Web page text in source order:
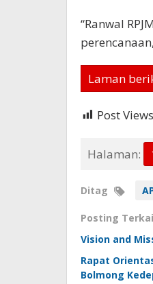
“Ranwal
Laman
Post
Halaman:
Ditag
Posting
Vision and
Rapat
Bolmong